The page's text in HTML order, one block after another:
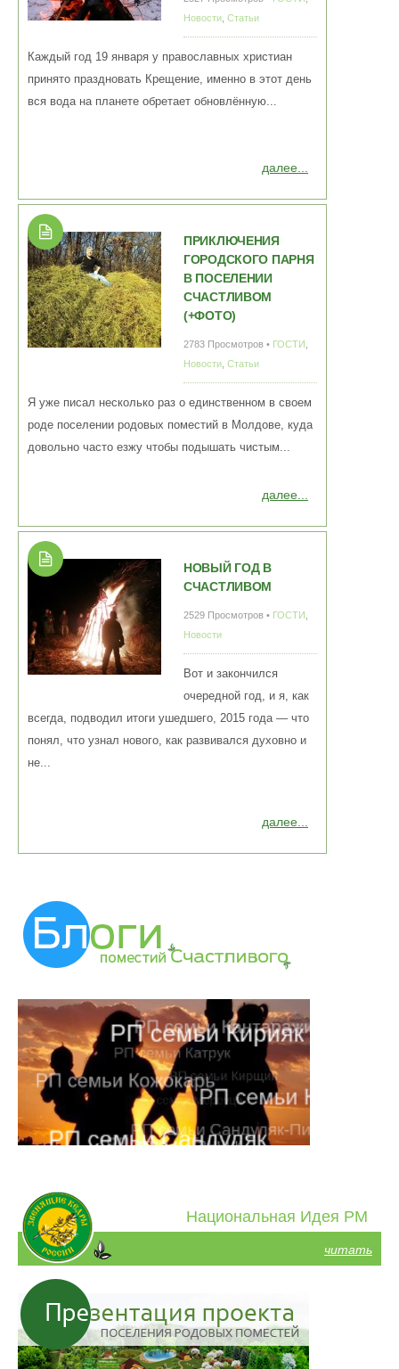
Новости Статьи
далее...
Каждый год 19 января у православных христиан
принято праздновать Крещение, именно в этот день
вся вода на планете обретает обновлённую...
ПРИКЛЮЧЕНИЯ
ГОРОДСКОГО ПАРНЯ
В ПОСЕЛЕНИИ
СЧАСТЛИВОМ
(+ФОТО)
2783 Просмотров • ГОСТИ
Новости Статьи
далее...
Я уже писал несколько раз о единственном в своем
роде поселении родовых поместий в Молдове, куда
довольно часто езжу чтобы подышать чистым...
НОВЫЙ ГОД В
СЧАСТЛИВОМ
2529 Просмотров • ГОСТИ
Новости
далее...
Вот и закончился
очередной год, и я, как
всегда, подводил итоги ушедшего, 2015 года — что
понял, что узнал нового, как развивался духовно и
не...
Национальная Идея РМ
читать